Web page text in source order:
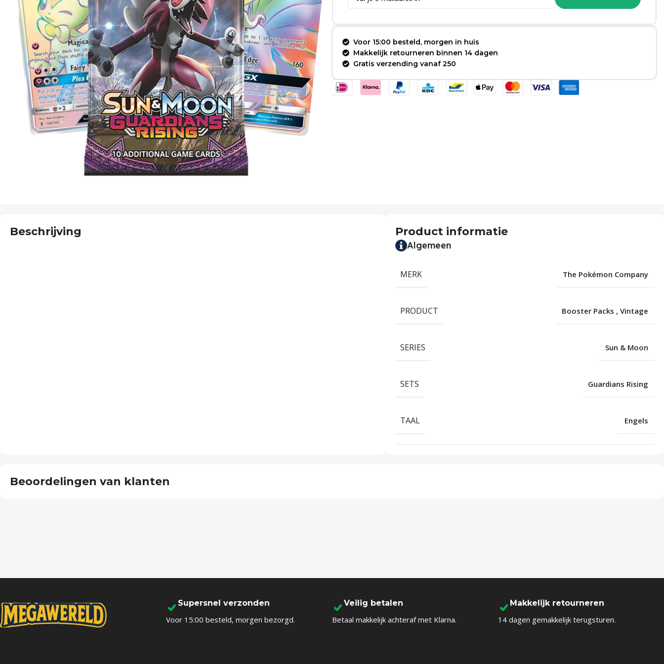
Voor 15:00 besteld, morgen in huis
Makkelijk retourneren binnen 14 dagen
Gratis verzending vanaf 250
Beschrijving Product informatie
Algemeen
MERK The Pokémon Company
PRODUCT Booster Packs , Vintage
SERIES Sun & Moon
SETS Guardians Rising
TAAL Engels
Beoordelingen van klanten
Supersnel verzonden
Voor 15:00 besteld, morgen bezorgd.
Veilig betalen
Betaal makkelijk achteraf met Klarna.
Makkelijk retourneren
14 dagen gemakkelijk terugsturen.